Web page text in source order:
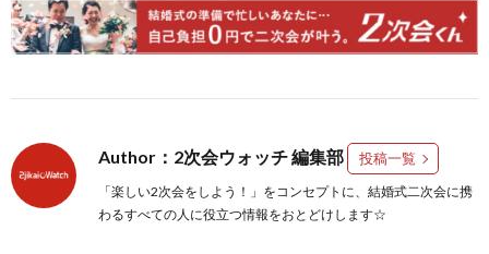
Author：2次会ウォッチ 編集部 投稿一覧
「楽しい2次会をしよう！」をコンセプトに、結婚式二次会に携
わるすべての人に役立つ情報をおとどけします☆